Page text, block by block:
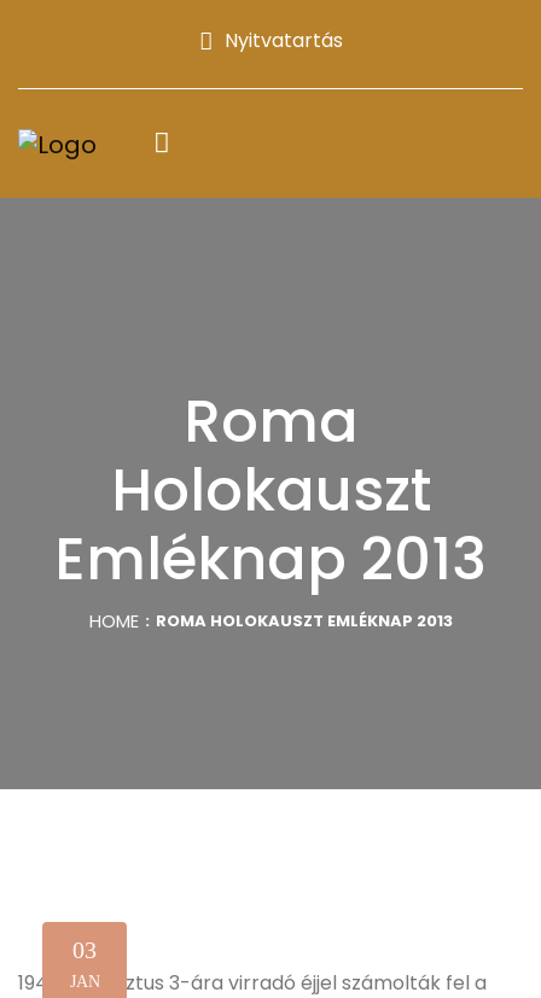
Nyitvatartás
Roma
Holokauszt
Emléknap 2013
HOME ROMA HOLOKAUSZT EMLÉKNAP 2013
03
JAN
1944. augusztus 3-ára virradó éjjel számolták fel a